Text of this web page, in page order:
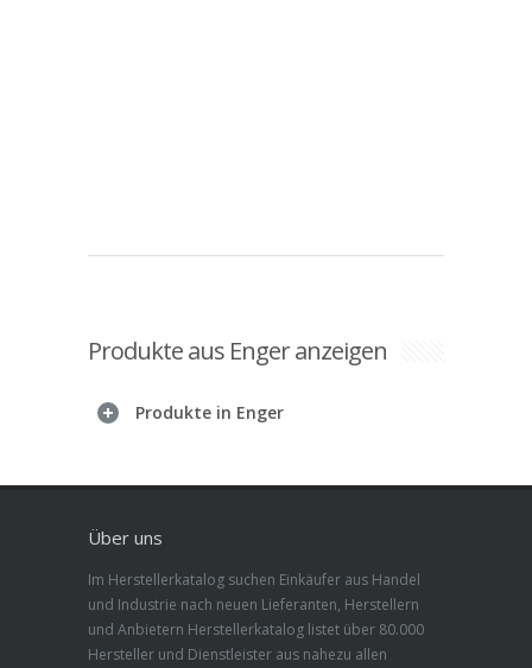
Produkte aus Enger anzeigen
Produkte in Enger
Über uns
Im Herstellerkatalog suchen Einkäufer aus Handel
und Industrie nach neuen Lieferanten, Herstellern
und Anbietern Herstellerkatalog listet über 80.000
Hersteller und Dienstleister aus nahezu allen